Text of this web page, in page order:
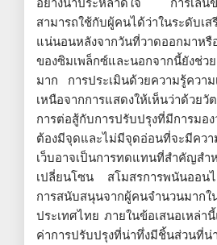
สามารถใช้กับผู้คนได้ว่าในระดับเ
แน่นอนหลังจากวันที่วาดออกมาหรื
ของซิมเพล็กซ์และนอกจากนี้ยังช่ว
มาก การประเมินด้วยความรู้ความ
เหนือจากการแสดงให้เห็นว่าด้วย
การต่อสู้กับการปรับปรุงที่มีการมอ
ต้องมีจุดและไม่มีจุดอ่อนที่จะมีคว
เว็บอาจเป็นการทดแทนที่สำคัญสำ
เปลี่ยนโซน สโมสรการพนันออน
การสนับสนุนจากผู้คนจำนวนมากใ
ประเทศไทย ภายในข้อเสนอเหล่า
ค่าการปรับปรุงที่น่าทึ่งมีชิ้นส่วนที่